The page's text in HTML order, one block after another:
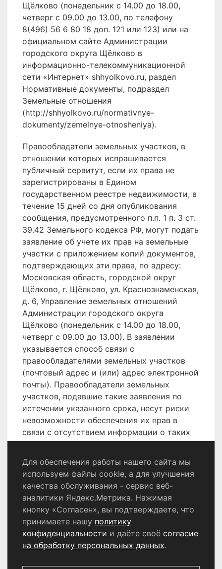
Щёлково (понедельник с 14.00 до 18.00,
четверг с 09.00 до 13.00, по телефону
8(496) 56 6 80 18 доп. 121 или 123) или на
официальном сайте Администрации
городского округа Щёлково в
информационно-телекоммуникационной
сети «Интернет» shhyolkovo.ru, раздел
Нормативные документы, подраздел
Земельные отношения
(http://shhyolkovo.ru/normativnye-
dokumenty/zemelnye-otnosheniya).
Правообладатели земельных участков, в
отношении которых испрашивается
публичный сервитут, если их права не
зарегистрированы в Едином
государственном реестре недвижимости, в
течение 15 дней со дня опубликования
сообщения, предусмотренного п.п. 1 п. 3 ст.
39.42 Земельного кодекса РФ, могут подать
заявление об учете их прав на земельные
участки с приложением копий документов,
подтверждающих эти права, по адресу:
Московская область, городской округ
Щёлково, г. Щёлково, ул. Краснознаменская,
д. 6, Управление земельных отношений
Администрации городского округа
Щёлково (понедельник с 14.00 до 18.00,
четверг с 09.00 до 13.00). В заявлении
указывается способ связи с
правообладателями земельных участков
(почтовый адрес и (или) адрес электронной
почты). Правообладатели земельных
участков, подавшие такие заявления по
истечении указанного срока, несут риски
невозможности обеспечения их прав в
связи с отсутствием информации о таких
лицах и их правах на земельные участки.
Политика конфиденциальности
Согласие на обработку персональных данных
© 2024 - 2026 Сетевое издание «Информационный
портал Щёлково». Свидетельство о регистрации СМИ
Выдано Федеральной службой по надзору в сфере
Для обеспечения работы нашего сайта мы
используем файлы cookie, а для улучшения
качества обслуживания - сервис веб-
аналитики Яндекс.Метрика. Нажимая
кнопку «Согласен», вы подтверждаете, что
принимаете нашу политику
конфиденциальности и даёте своё согласие
на обработку персональных данных.